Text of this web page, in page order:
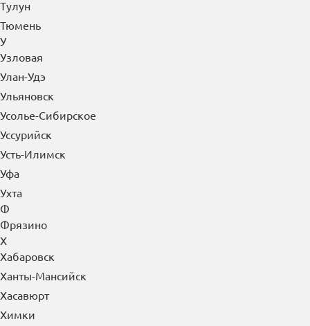
Тулун
Тюмень
У
Узловая
Улан-Удэ
Ульяновск
Усолье-Сибирское
Уссурийск
Усть-Илимск
Уфа
Ухта
Ф
Фрязино
Х
Хабаровск
Ханты-Мансийск
Хасавюрт
Химки